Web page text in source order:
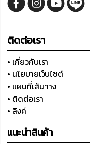
ติดต่อเรา
• เกี่ยวกับเรา
• นโยบายเว็บไซต์
• แผนที่เส้นทาง
• ติดต่อเรา
• ลิงค์
แนะนำสินค้า